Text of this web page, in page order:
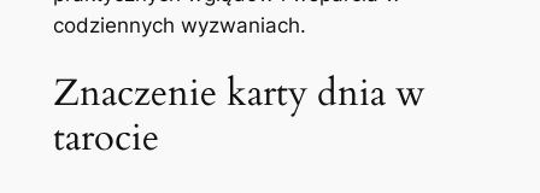
codziennych wyzwaniach.
Znaczenie karty dnia w
tarocie